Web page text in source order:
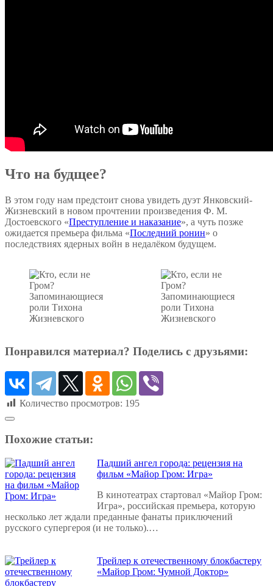
Что на будщее?
В этом году нам предстоит снова увидеть дуэт Янковский-
Жизневский в новом прочтении произведения Ф. М.
Достоевского «Преступление и наказание», а чуть позже
ожидается премьера фильма «Последний ронин» о
последствиях ядерных войн в недалёком будущем.
Понравился материал? Поделись с друзьями:
Количество просмотров: 195
Похожие статьи:
Падший ангел города: рецензия на
фильм «Майор Гром: Игра»
В кинотеатрах стартовал «Майор Гром:
Игра», российская премьера, которую
несколько лет ждали преданные фанаты приключений
русского супергероя (и не только).…
Трейлер к отечественному блокбастеру
«Майор Гром: Чумной Доктор»